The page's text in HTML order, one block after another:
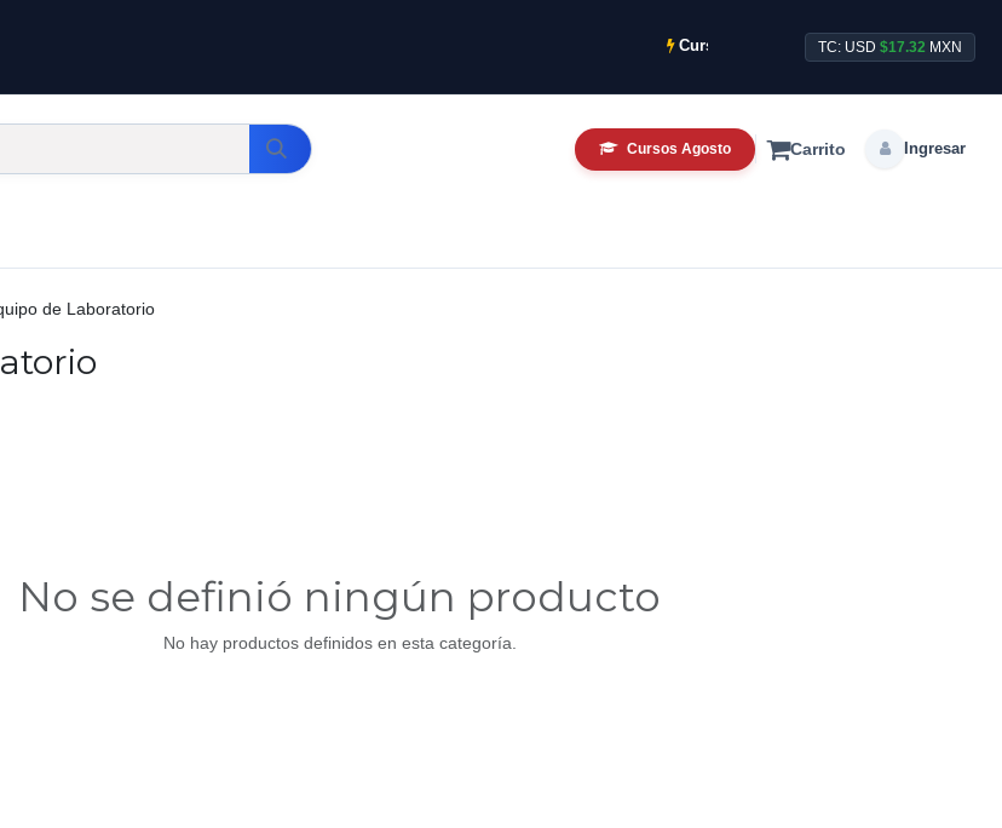
Cursos CCTV Intensivos de Agosto ya
TC: USD$17.32 MXN
Cursos Agosto Carrito Ingresar
de Laboratorio
No se definió ningún producto
No hay productos definidos en esta categoría.